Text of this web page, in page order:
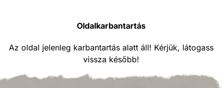
Oldalkarbantartás
Az oldal jelenleg karbantartás alatt áll! Kérjük, látogass
vissza később!